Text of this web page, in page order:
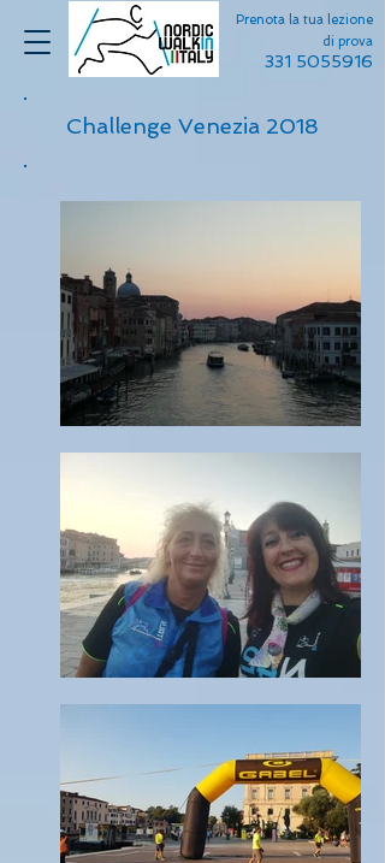
Prenota la tua lezione
di prova
331 5055916
Challenge Venezia 2018